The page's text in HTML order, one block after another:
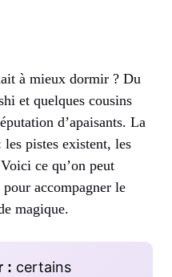
à mieux dormir ? Du
et quelques cousins
d’apaisants. La
pistes existent, les
ce qu’on peut
accompagner le
magique.
: certains